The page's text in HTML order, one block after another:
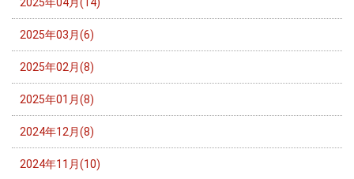
2025年04月(14)
2025年03月(6)
2025年02月(8)
2025年01月(8)
2024年12月(8)
2024年11月(10)